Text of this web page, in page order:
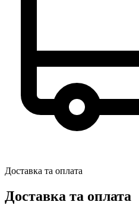
Доставка та оплата
Доставка та оплата